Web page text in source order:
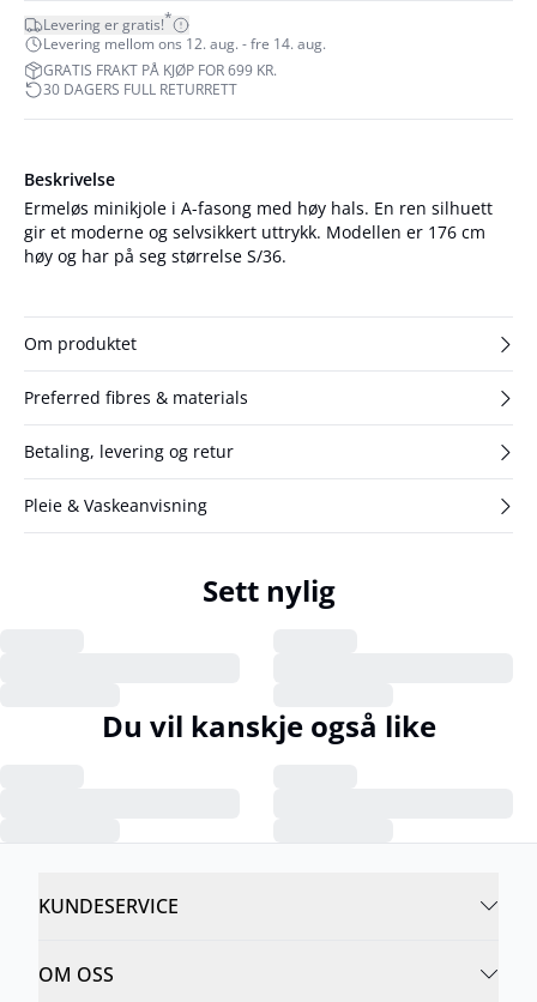
Levering er gratis!*
Levering mellom ons 12. aug. - fre 14. aug.
GRATIS FRAKT PÅ KJØP FOR 699 KR.
30 DAGERS FULL RETURRETT
Beskrivelse
Ermeløs minikjole i A-fasong med høy hals. En ren silhuett
gir et moderne og selvsikkert uttrykk. Modellen er 176 cm
høy og har på seg størrelse S/36.
Om produktet
Preferred fibres & materials
Betaling, levering og retur
Pleie & Vaskeanvisning
Sett nylig
Du vil kanskje også like
KUNDESERVICE
OM OSS